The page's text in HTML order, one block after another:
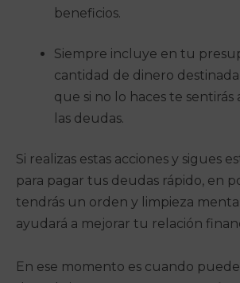
beneficios.
Siempre incluye en tu
cantidad de dinero
que si no lo haces te sentirás
las deudas.
Si realizas estas acciones y sigues
para pagar tus deudas rápido, en
tendrás un orden y limpieza
ayudará a mejorar tu relación
En ese momento es cuando